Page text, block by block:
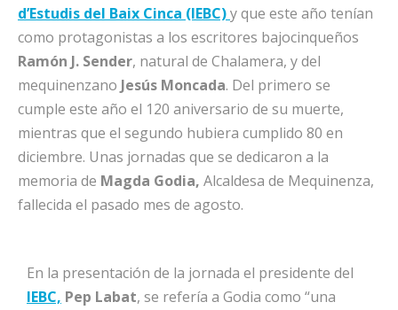
d’Estudis del Baix Cinca (IEBC)y que este año tenían
como protagonistas a los escritores bajocinqueños
Ramón J. Sender, natural de Chalamera, y del
mequinenzano Jesús Moncada. Del primero se
cumple este año el 120 aniversario de su muerte,
mientras que el segundo hubiera cumplido 80 en
diciembre. Unas jornadas que se dedicaron a la
memoria de Magda Godia, Alcaldesa de Mequinenza,
fallecida el pasado mes de agosto.
En la presentación de la jornada el presidente del
IEBC, Pep Labat, se refería a Godia como “una